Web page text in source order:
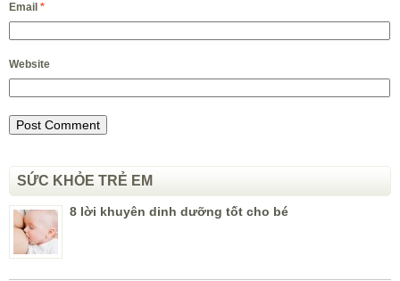
Email *
Website
SỨC KHỎE TRẺ EM
8 lời khuyên dinh dưỡng tốt cho bé